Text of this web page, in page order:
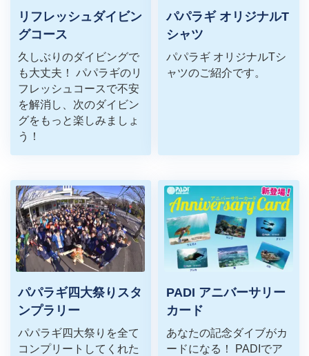
リフレッシュダイビン
グコース
久しぶりのダイビングで
も大丈夫！ パパラギのリ
フレッシュコースで不安
を解消し、次のダイビン
グをもっと楽しみましょ
う！
パパラギ オリジナルT
シャツ
パパラギ オリジナルTシ
ャツのご紹介です。
パパラギ四大祭りスタ
ンプラリー
パパラギ四大祭りを全て
コンプリートしてくれた
PADI アニバーサリー
カード
あなたの記念ダイブがカ
ードになる！ PADIでア